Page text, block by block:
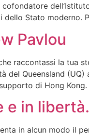
dello Stato moderno.
Pavlou
raccontassi la tua
del Queensland
di Hong
e in
in alcun modo il